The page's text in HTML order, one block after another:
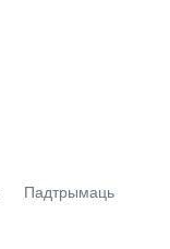
Падтрымаць